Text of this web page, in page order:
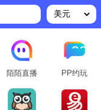
陌陌直播 PP约玩